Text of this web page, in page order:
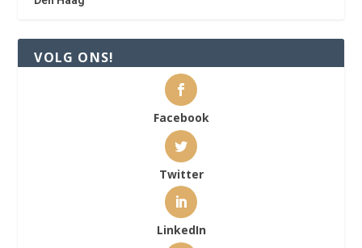
VOLG ONS!
Facebook
Twitter
LinkedIn